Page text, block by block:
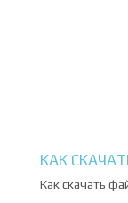
КАК
Как скачать